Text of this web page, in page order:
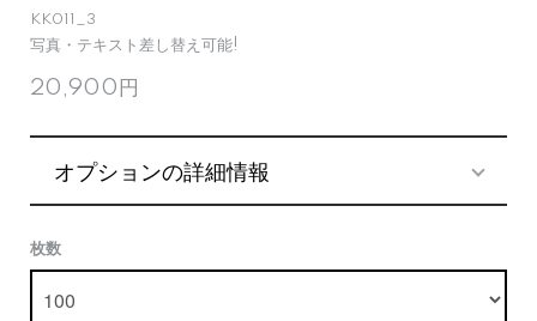
KK011_3
写真・テキスト差し替え可能!
20,900円
オプションの詳細情報
枚数